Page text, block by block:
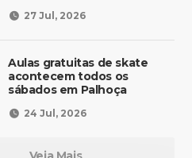
27 Jul, 2026
Aulas gratuitas de skate
acontecem todos os
sábados em Palhoça
24 Jul, 2026